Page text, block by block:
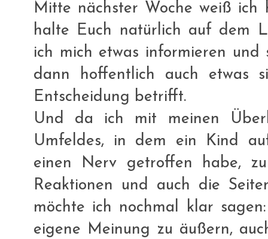
Mitte nächster Woche weiß ich
halte Euch natürlich auf dem
ich mich etwas informieren
dann hoffentlich auch etwas
Entscheidung betrifft.
Und da ich mit meinen
Umfeldes, in dem ein Kind
einen Nerv getroffen habe,
Reaktionen und auch die
möchte ich nochmal klar
eigene Meinung zu äußern,